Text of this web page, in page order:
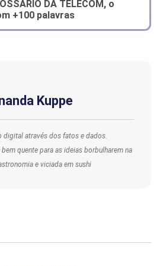
DA TELECOM, o
+100 palavras
Kuppe
digital através dos fatos e dados.
quente para as ideias borbulharem na
e viciada em sushi